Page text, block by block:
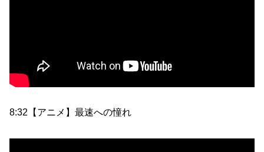
8:32【アニメ】最速への憧れ